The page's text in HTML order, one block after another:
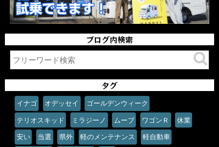
ブログ内検索
タグ
イナゴ オデッセイ ゴールデンウィーク
テリオスキッド ミラジーノ ムーブ ワゴンＲ 休業
安い 当選 県外 軽のメンテナンス 軽自動車